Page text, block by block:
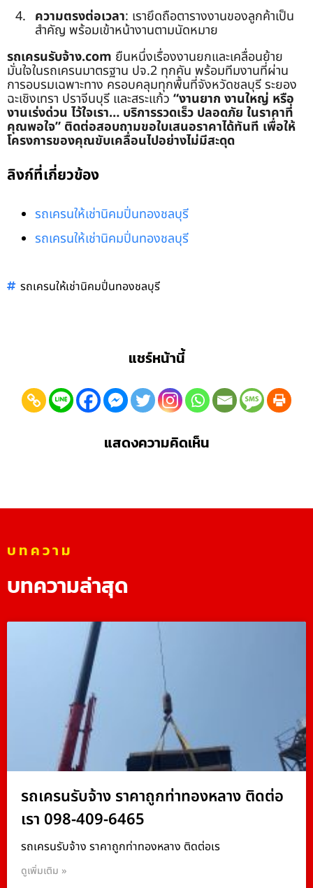
ความตรงต่อเวลา: เรายึดถือตารางงานของลูกค้าเป็น
สำคัญ พร้อมเข้าหน้างานตามนัดหมาย
รถเครนรับจ้าง.com ยืนหนึ่งเรื่องงานยกและเคลื่อนย้าย
มั่นใจในรถเครนมาตรฐาน ปจ.2 ทุกคัน พร้อมทีมงานที่ผ่าน
การอบรมเฉพาะทาง ครอบคลุมทุกพื้นที่จังหวัดชลบุรี ระยอง
ฉะเชิงเทรา ปราจีนบุรี และสระแก้ว “งานยาก งานใหญ่ หรือ
งานเร่งด่วน ไว้ใจเรา… บริการรวดเร็ว ปลอดภัย ในราคาที่
คุณพอใจ” ติดต่อสอบถามขอใบเสนอราคาได้ทันที เพื่อให้
โครงการของคุณขับเคลื่อนไปอย่างไม่มีสะดุด
ลิงก์ที่เกี่ยวข้อง
รถเครนให้เช่านิคมปิ่นทองชลบุรี
รถเครนให้เช่านิคมปิ่นทองชลบุรี
รถเครนให้เช่านิคมปิ่นทองชลบุรี
แชร์หน้านี้
แสดงความคิดเห็น
บทความ
บทความล่าสุด
รถเครนรับจ้าง ราคาถูกท่าทองหลาง ติดต่อ
เรา 098-409-6465
รถเครนรับจ้าง ราคาถูกท่าทองหลาง ติดต่อเร
ดูเพิ่มเติม »